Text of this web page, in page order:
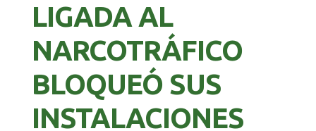
LIGADA AL
NARCOTRÁFICO
BLOQUEÓ SUS
INSTALACIONES